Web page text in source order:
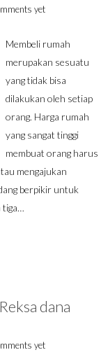
yet
Membeli rumah
merupakan sesuatu
yang tidak bisa
dilakukan oleh setiap
orang. Harga rumah
yang sangat tinggi
membuat orang harus
mengajukan
berpikir untuk
tiga…
dana
yet